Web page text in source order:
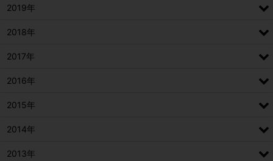
2019年
2018年
2017年
2016年
2015年
2014年
2013年